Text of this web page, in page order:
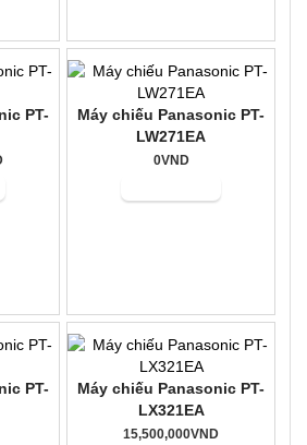
PT-
Máy chiếu Panasonic PT-
LW271EA
0VND
PT-
Máy chiếu Panasonic PT-
LX321EA
15,500,000VND